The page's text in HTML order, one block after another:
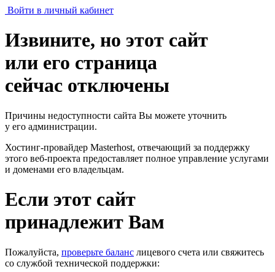
Войти в личный кабинет
Извините, но этот сайт
или его страница
сейчас отключены
Причины недоступности сайта Вы можете уточнить
у его администрации.
Хостинг-провайдер Masterhost, отвечающий за поддержку
этого веб-проекта предоставляет полное управление услугами
и доменами его владельцам.
Если этот сайт
принадлежит Вам
Пожалуйста, проверьте баланс лицевого счета или свяжитесь
со службой технической поддержки: